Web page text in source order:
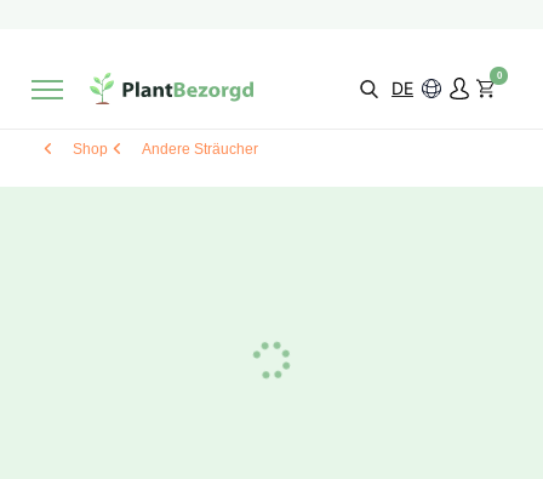
Wähle selbst
DE
0
Shop Andere Sträucher